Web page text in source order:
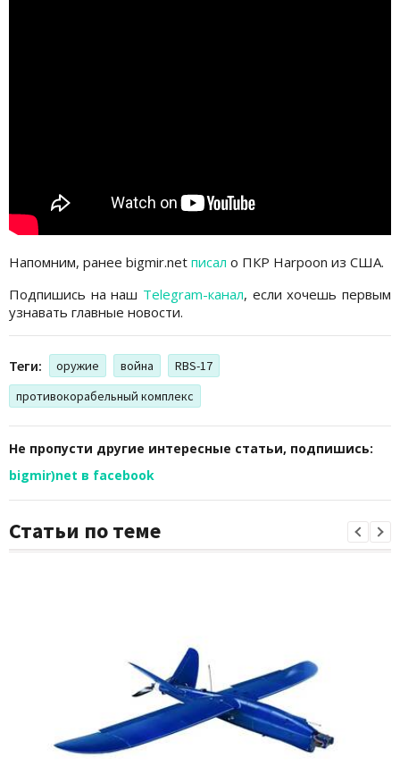
Напомним, ранее bigmir.net писал о ПКР Harpoon из США.
Подпишись на наш Telegram-канал, если хочешь первым
узнавать главные новости.
Теги: оружие война
RBS-17
противокорабельный комплекс
Не пропусти другие интересные статьи, подпишись:
bigmir)net в facebook
Статьи по теме